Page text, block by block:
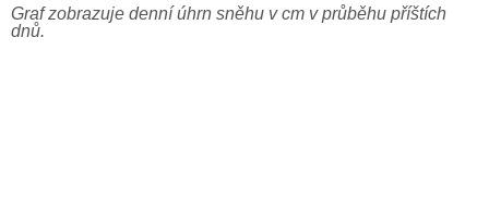
Graf zobrazuje denní úhrn sněhu v cm v průběhu příštích
dnů.